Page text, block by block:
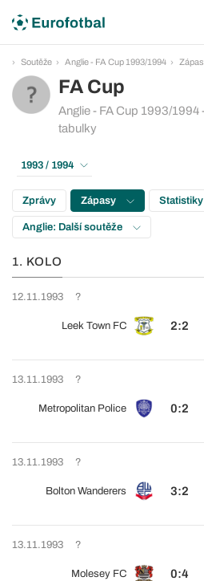
Soutěže Anglie - FA Cup 1993/1994
FA Cup
Anglie - FA Cup 1993/
tabulky
1993 / 1994
Zprávy Zápasy Statistiky
Anglie: Další soutěže
1. KOLO
12.11.1993 ?
Leek Town FC 2:2
13.11.1993 ?
Metropolitan Police 0:2
13.11.1993 ?
Bolton Wanderers 3:2
13.11.1993 ?
Molesey FC 0:4